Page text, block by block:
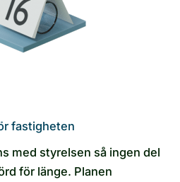
fastigheten
med styrelsen så ingen del
för länge. Planen